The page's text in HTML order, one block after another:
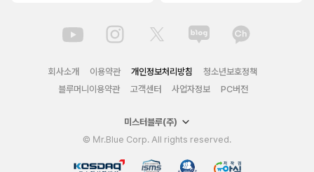
회사소개 이용약관 개인정보처리방침
청소년보호정책
블루머니이용약관
고객센터 사업자정보 PC버전
미스터블루(주)
© Mr.Blue Corp. All rights reserved.